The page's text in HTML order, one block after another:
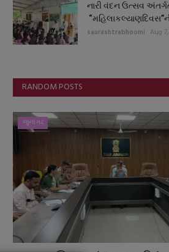
નારી વંદન ઉત્સવ
saurashtrabhoomi Aug
RANDOM POSTS
જુનાગઢ